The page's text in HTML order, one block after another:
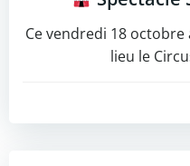
Ce vendredi 18 octobre
lieu le